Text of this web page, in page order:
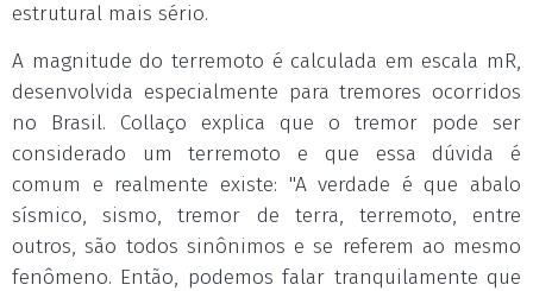
estrutural mais sério.
A magnitude do terremoto é calculada em escala mR,
desenvolvida especialmente para tremores ocorridos
no Brasil. Collaço explica que o tremor pode ser
considerado um terremoto e que essa dúvida é
comum e realmente existe: "A verdade é que abalo
sísmico, sismo, tremor de terra, terremoto, entre
outros, são todos sinônimos e se referem ao mesmo
fenômeno. Então, podemos falar tranquilamente que